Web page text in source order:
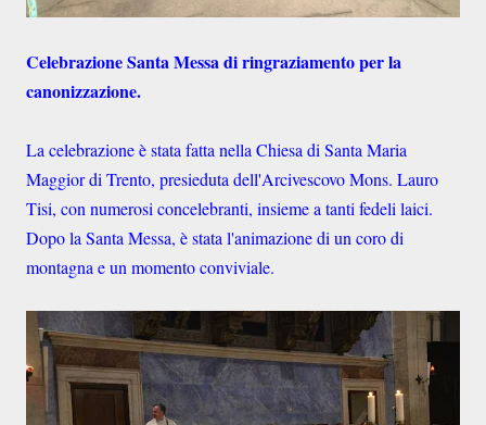
Celebrazione Santa Messa di ringraziamento per la
canonizzazione.
La celebrazione è stata fatta nella Chiesa di Santa Maria
Maggior di Trento, presieduta dell'Arcivescovo Mons. Lauro
Tisi, con numerosi concelebranti, insieme a tanti fedeli laici.
Dopo la Santa Messa, è stata l'animazione di un coro di
montagna e un momento conviviale.